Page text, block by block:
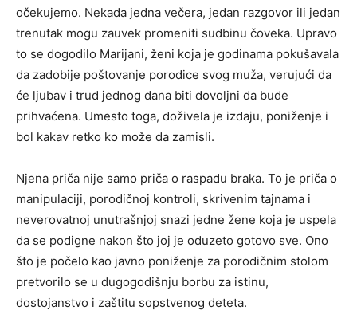
očekujemo. Nekada jedna večera, jedan razgovor ili jedan
trenutak mogu zauvek promeniti sudbinu čoveka. Upravo
to se dogodilo Marijani, ženi koja je godinama pokušavala
da zadobije poštovanje porodice svog muža, verujući da
će ljubav i trud jednog dana biti dovoljni da bude
prihvaćena. Umesto toga, doživela je izdaju, poniženje i
bol kakav retko ko može da zamisli.
Njena priča nije samo priča o raspadu braka. To je priča o
manipulaciji, porodičnoj kontroli, skrivenim tajnama i
neverovatnoj unutrašnjoj snazi jedne žene koja je uspela
da se podigne nakon što joj je oduzeto gotovo sve. Ono
što je počelo kao javno poniženje za porodičnim stolom
pretvorilo se u dugogodišnju borbu za istinu,
dostojanstvo i zaštitu sopstvenog deteta.